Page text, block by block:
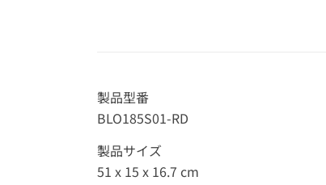
製品型番
BLO185S01-RD
製品サイズ
‎51 x 15 x 16.7 cm